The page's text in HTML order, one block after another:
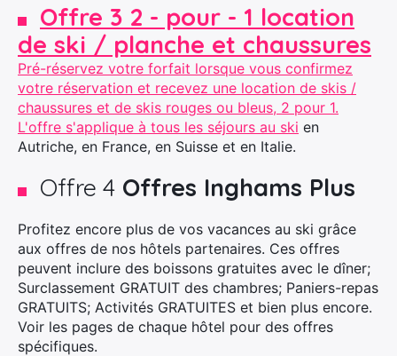
Offre 3 2 - pour - 1 location
de ski / planche et chaussures
Pré-réservez votre forfait lorsque vous confirmez
votre réservation et recevez une location de skis /
chaussures et de skis rouges ou bleus, 2 pour 1.
L'offre s'applique à tous les séjours au ski en
Autriche, en France, en Suisse et en Italie.
Offre 4 Offres Inghams Plus
Profitez encore plus de vos vacances au ski grâce
aux offres de nos hôtels partenaires. Ces offres
peuvent inclure des boissons gratuites avec le dîner;
Surclassement GRATUIT des chambres; Paniers-repas
GRATUITS; Activités GRATUITES et bien plus encore.
Voir les pages de chaque hôtel pour des offres
spécifiques.